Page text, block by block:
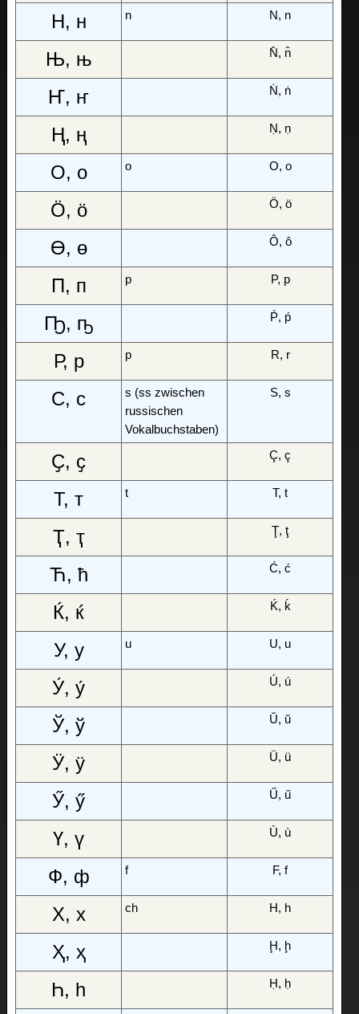
Н, н n N, n
Њ, њ N̂, n̂
Ҥ, ҥ Ṅ, ṅ
Ң, ң Ṇ, ṇ
О, о o O, o
Ӧ, ӧ Ö, ö
Ө, ө Ô, ô
П, п p P, p
Ҧ, ҧ Ṕ, ṕ
Р, р p R, r
С, с
s (ss zwischen
russischen
Vokalbuchstaben)
S, s
Ҫ, ҫ Ç, ç
Т, т t T, t
Ҭ, ҭ Ţ, ţ
Ћ, ћ Ć, ć
Ќ, ќ Ḱ, ḱ
У, у u U, u
У́, у́ Ú, ú
Ў, ў Ŭ, ŭ
Ӱ, ӱ Ü, ü
Ӳ, ӳ Ű, ű
Ү, ү Ù, ù
Ф, ф f F, f
Х, х ch H, h
Ҳ, ҳ Ḩ, ḩ
Һ, һ Ḥ, ḥ